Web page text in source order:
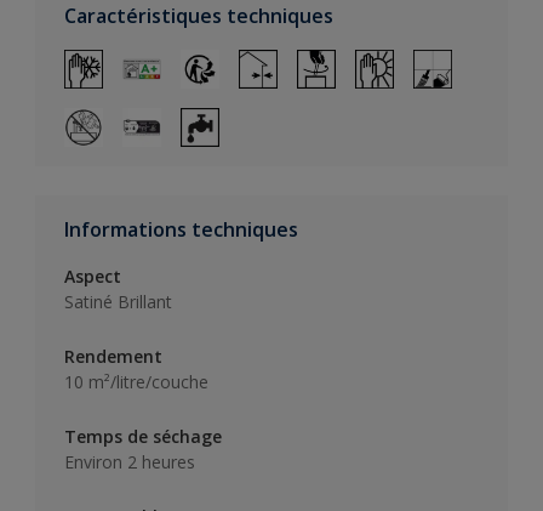
Caractéristiques techniques
Informations techniques
Aspect
Satiné Brillant
Rendement
10 m²/litre/couche
Temps de séchage
Environ 2 heures